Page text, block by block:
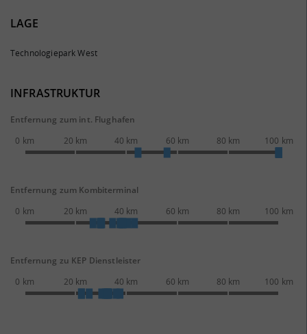
LAGE
Technologiepark West
INFRASTRUKTUR
Entfernung zum int. Flughafen
0 km
20 km 40 km 60 km 80 km 100 km
Entfernung zum Kombiterminal
0 km
20 km 40 km 60 km 80 km 100 km
Entfernung zu KEP Dienstleister
0 km
20 km 40 km 60 km 80 km 100 km